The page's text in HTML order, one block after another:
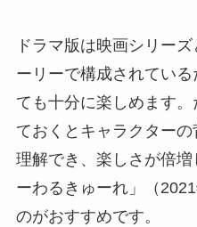
ドラマ版は映画シリー
ーリーで構成されてい
ても十分に楽しめます
ておくとキャラクター
理解でき、楽しさが倍
ーわるきゅーれ」（
のがおすすめです。